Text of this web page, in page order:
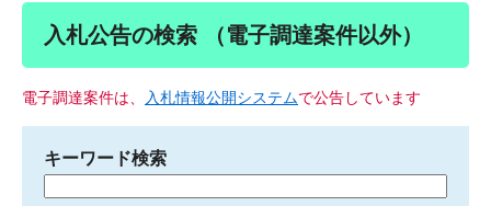
入札公告の検索 （電子調達案件以外）
電子調達案件は、 入札情報公開システムで公告しています
キーワード検索